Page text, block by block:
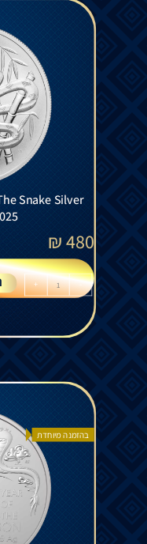
Snake Silver
480
₪
-
+
בהזמנה מיוחדת